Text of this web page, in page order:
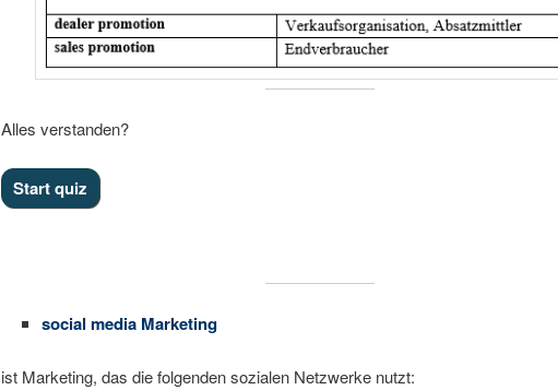
80 % der Kaufentscheidungen unterbewußt getroffen werden.
der Werberat (freiwillige Selbstkontrolle der Werbebranche) 2017 in 135
Beschwerdefällen tätig wurde. 90 % der Unternehmen folgten der
Werberates. In 14 Fällen sprach der Werberat eine Rüge aus.
Alles verstanden?
social media Marketing
ist Marketing, das die folgenden sozialen Netzwerke nutzt: